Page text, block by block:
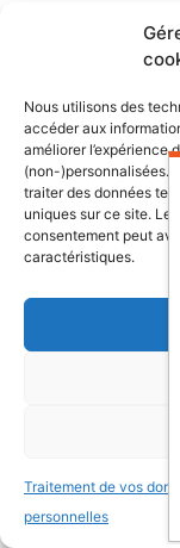
Nous utilisons des
accéder aux
améliorer l’expérience
(non-)personnalisées.
traiter des données
uniques sur ce site. Le
consentement peut
caractéristiques.
Traitement de vos
personnelles
Envie de
amarres
Imaginez :
plongent
de pêche